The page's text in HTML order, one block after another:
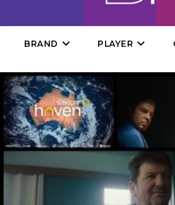
BRAND PLAYER